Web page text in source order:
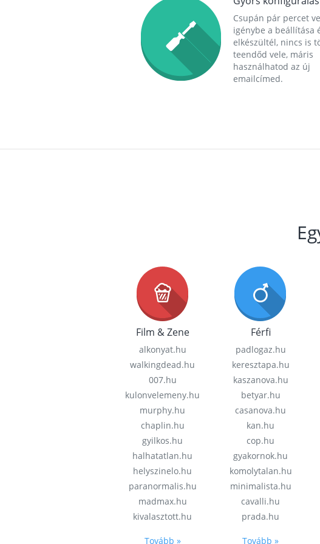
Csupán pár percet
igénybe a beállítása
elkészültél, nincs is
teendőd vele, máris
használhatod az új
emailcímed.
Film & Zene
alkonyat.hu
walkingdead.hu
007.hu
kulonvelemeny.hu
murphy.hu
chaplin.hu
gyilkos.hu
halhatatlan.hu
helyszinelo.hu
paranormalis.hu
madmax.hu
kivalasztott.hu
Tovább »
Férfi
padlogaz.hu
keresztapa.hu
kaszanova.hu
betyar.hu
casanova.hu
kan.hu
cop.hu
gyakornok.hu
komolytalan.hu
minimalista.hu
cavalli.hu
prada.hu
Tovább »